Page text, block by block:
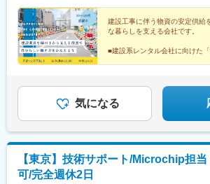
ー/神奈川県相模原市中央区田名9314＜千
千葉県千葉市花見川区天戸町756-4 ＜山梨
ンター/山梨県南アルプス市飯野2895-1＜
業所群馬県太田市末広町544‐6<愛知>■名
郡蟹江町西之森5-12-1
します
建設工事に伴う物資の安定供給
な暮らしを支える会社です。
■建設系レンタル会社に向けた
気になる
【東京】技術サポート/Microchip担
可/完全週休2日